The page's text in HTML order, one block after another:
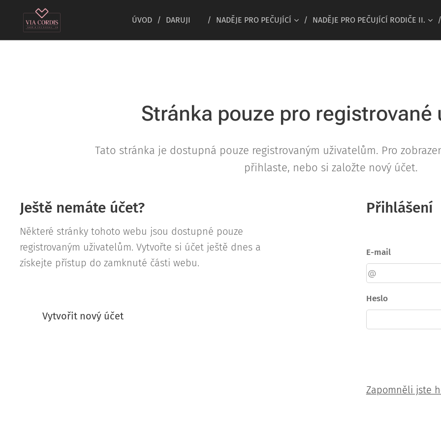
ÚVOD DARUJI ♥ NADĚJE PRO PEČUJÍCÍ NADĚJE PRO PEČUJÍCÍ RODIČE II.
Stránka pouze pro registrované
Tato stránka je dostupná pouze registrovaným uživatelům. Pro
přihlaste, nebo si založte nový účet.
Ještě nemáte účet?
Některé stránky tohoto webu jsou dostupné pouze
registrovaným uživatelům. Vytvořte si účet ještě dnes a
získejte přístup do zamknuté části webu.
Vytvořit nový účet
Přihlášení
E-mail
Heslo
Zapomněli jste